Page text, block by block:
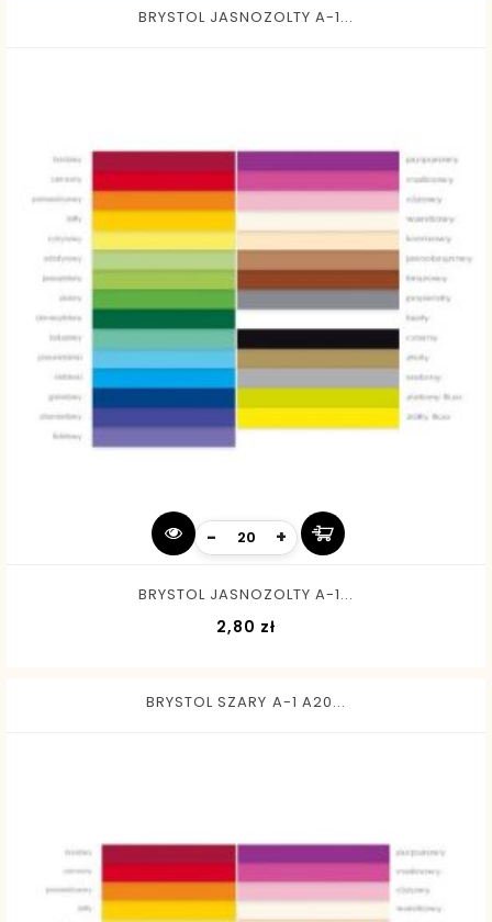
BRYSTOL JASNOZOLTY A-1...
- +
BRYSTOL JASNOZOLTY A-1...
2,80 złCena
BRYSTOL SZARY A-1 A20...